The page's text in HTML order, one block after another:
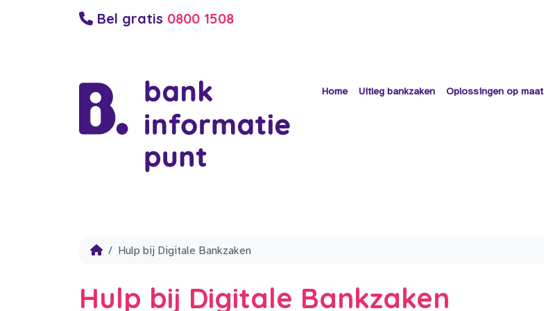
Bel gratis 0800 1508
Home Uitleg bankzaken Oplossingen op maat
Hulp bij Digitale Bankzaken
Hulp bij Digitale Bankzaken